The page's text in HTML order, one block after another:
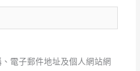
電子郵件地址及個人網站網